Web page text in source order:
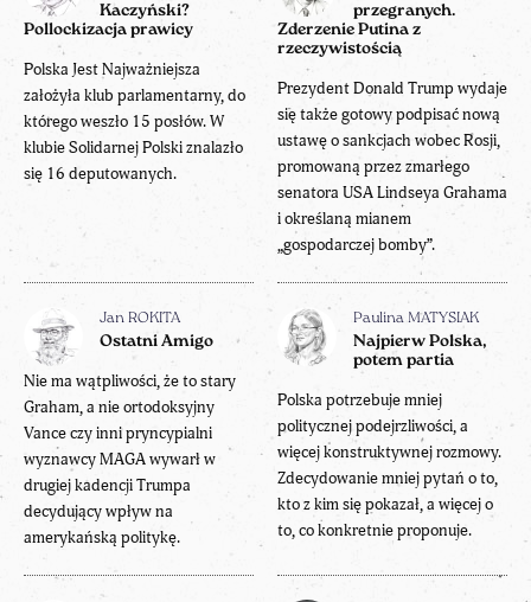
Kaczyński?
Pollockizacja prawicy
Polska Jest Najważniejsza
założyła klub parlamentarny, do
którego weszło 15 posłów. W
klubie Solidarnej Polski znalazło
się 16 deputowanych.
przegranych.
Zderzenie Putina z
rzeczywistością
Prezydent Donald Trump wydaje
się także gotowy podpisać nową
ustawę o sankcjach wobec Rosji,
promowaną przez zmarłego
senatora USA Lindseya Grahama
i określaną mianem
„gospodarczej bomby”.
Jan ROKITA
Ostatni Amigo
Nie ma wątpliwości, że to stary
Graham, a nie ortodoksyjny
Vance czy inni pryncypialni
wyznawcy MAGA wywarł w
drugiej kadencji Trumpa
decydujący wpływ na
amerykańską politykę.
Paulina MATYSIAK
Najpierw Polska,
potem partia
Polska potrzebuje mniej
politycznej podejrzliwości, a
więcej konstruktywnej rozmowy.
Zdecydowanie mniej pytań o to,
kto z kim się pokazał, a więcej o
to, co konkretnie proponuje.